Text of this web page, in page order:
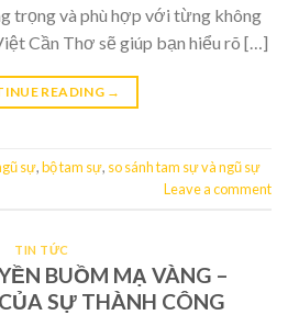
trọng và phù hợp với từng không
Cần Thơ sẽ giúp bạn hiểu rõ […]
READING →
sự,bộ tam sự, so sánh tam sự và ngũ sự
Leave a comment
TIN TỨC
BUỒM MẠ VÀNG –
SỰ THÀNH CÔNG